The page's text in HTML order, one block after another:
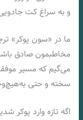
و به سراغ کت
ما در «سون پوکر»
مخاطبمون صادق
می‌گیم که مسیر
سخته و حتی
اگه تازه‌ وارد پوکر